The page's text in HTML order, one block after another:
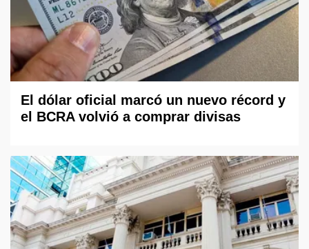
El dólar oficial marcó un nuevo récord y
el BCRA volvió a comprar divisas